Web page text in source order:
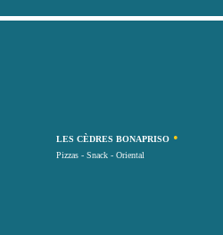
LES CÈDRES BONAPRISO •
Pizzas - Snack - Oriental